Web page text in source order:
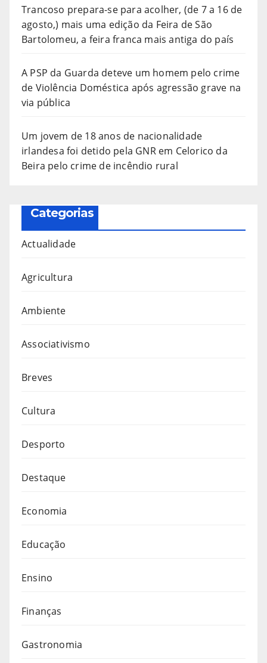
Trancoso prepara-se para acolher, (de 7 a 16 de
agosto,) mais uma edição da Feira de São
Bartolomeu, a feira franca mais antiga do país
A PSP da Guarda deteve um homem pelo crime
de Violência Doméstica após agressão grave na
via pública
Um jovem de 18 anos de nacionalidade
irlandesa foi detido pela GNR em Celorico da
Beira pelo crime de incêndio rural
Categorias
Actualidade
Agricultura
Ambiente
Associativismo
Breves
Cultura
Desporto
Destaque
Economia
Educação
Ensino
Finanças
Gastronomia